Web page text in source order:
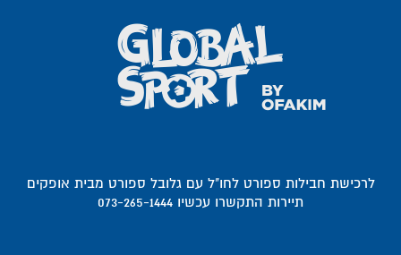
לרכישת חבילות ספורט לחו"ל עם גלובל ספורט מבית אופקים
תיירות התקשרו עכשיו 073-265-1444